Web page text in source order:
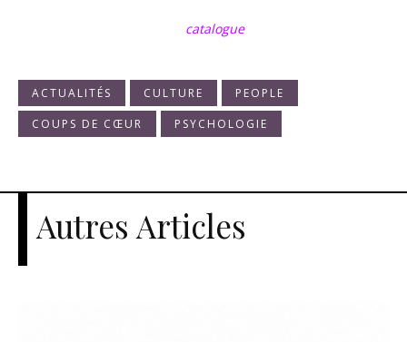
catalogue
ACTUALITÉS CULTURE
PEOPLE
COUPS DE CŒUR
PSYCHOLOGIE
Autres Articles